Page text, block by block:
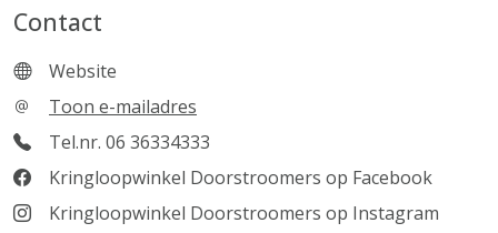
Contact
Website
Toon e-mailadres
Tel.nr. 06 36334333
Kringloopwinkel Doorstroomers op Facebook
Kringloopwinkel Doorstroomers op Instagram